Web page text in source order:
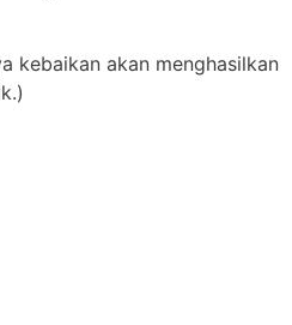
kebaikan akan menghasilkan